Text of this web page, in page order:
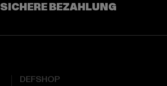
SICHERE BEZAHLUNG
DEFSHOP